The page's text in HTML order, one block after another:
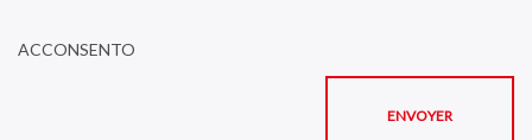
ACCONSENTO